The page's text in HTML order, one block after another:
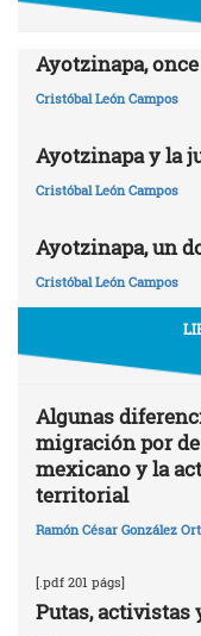
Ayotzinapa,
Cristóbal León Campos
Ayotzinapa y la
Cristóbal León Campos
Ayotzinapa, un
Cristóbal León Campos
Algunas
migración por
mexicano y la
territorial
Ramón César González
[.pdf 201 págs]
Putas, activistas